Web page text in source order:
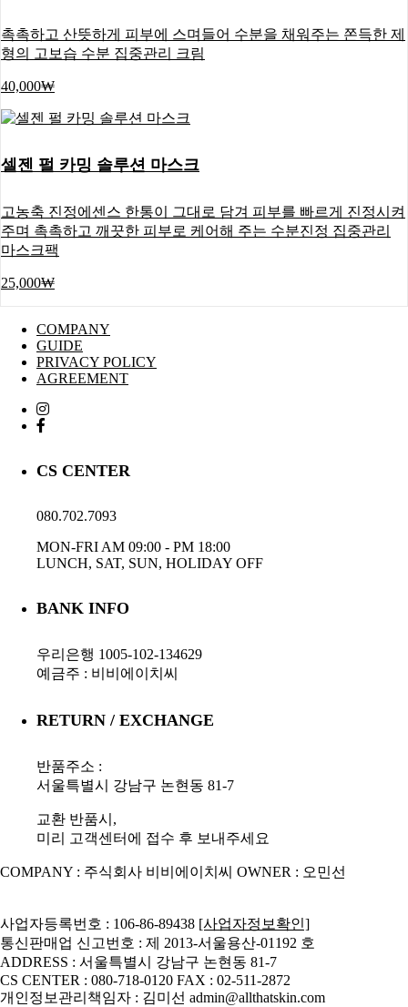
촉촉하고 산뜻하게 피부에 스며들어 수분을 채워주는 쫀득한 제
형의 고보습 수분 집중관리 크림
40,000₩
셀젠 펄 카밍 솔루션 마스크
고농축 진정에센스 한통이 그대로 담겨 피부를 빠르게 진정시켜
주며 촉촉하고 깨끗한 피부로 케어해 주는 수분진정 집중관리
마스크팩
25,000₩
COMPANY
GUIDE
PRIVACY POLICY
AGREEMENT
CS CENTER
080.702.7093
MON-FRI AM 09:00 - PM 18:00
LUNCH, SAT, SUN, HOLIDAY OFF
BANK INFO
우리은행 1005-102-134629
예금주 : 비비에이치씨
RETURN / EXCHANGE
반품주소 :
서울특별시 강남구 논현동 81-7
교환 반품시,
미리 고객센터에 접수 후 보내주세요
COMPANY : 주식회사 비비에이치씨 OWNER : 오민선
사업자등록번호 : 106-86-89438 [사업자정보확인]
통신판매업 신고번호 : 제 2013-서울용산-01192 호
ADDRESS : 서울특별시 강남구 논현동 81-7
CS CENTER : 080-718-0120 FAX : 02-511-2872
개인정보관리책임자 : 김미선 admin@allthatskin.com